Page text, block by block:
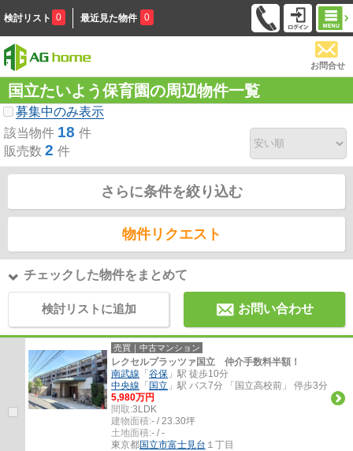
検討リスト 0 最近見た物件 0
お問合せ
国立たいよう保育園の周辺物件一覧
募集中のみ表示
該当物件 18 件
販売数 2 件
さらに条件を絞り込む
物件リクエスト
チェックした物件をまとめて
検討リストに追加 お問い合わせ
売買｜中古マンション
レクセルプラッツァ国立 仲介手数料半額！
南武線 「 谷保 」駅 徒歩10分
中央線 「 国立 」駅 バス7分 「国立高校前」 停歩3分
5,980万円
間取:3LDK
建物面積:- / 23.30坪
土地面積:- / -
東京都国立市富士見台 １丁目